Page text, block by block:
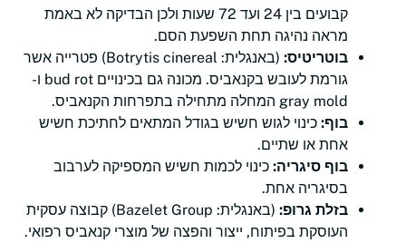
קבועים בין 24 ועד 72 שעות ולכן הבדיקה לא באמת
מראה נהיגה תחת השפעת הסם.
בוטריטיס:
(באנגלית: Botrytis cinereal) פטרייה אשר
גורמת לעובש בקנאביס. מכונה גם בכינויים bud rot ו-
gray mold המחלה מתחילה בתפרחות הקנאביס.
בוף: כינוי לגוש חשיש בגודל המתאים לחתיכת חשיש
אחת או שתיים.
בוף סיגריה: כינוי לכמות חשיש המספיקה לערבוב
בסיגריה אחת.
בזלת גרופ:
(באנגלית: Bazelet Group) קבוצה עסקית
העוסקת בפיתוח, ייצור והפצה של מוצרי קנאביס רפואי.